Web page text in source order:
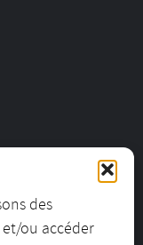
des
ou accéder